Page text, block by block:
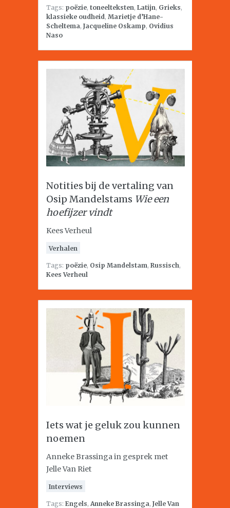
Tags: poëzie, toneelteksten, Latijn, Grieks,
klassieke oudheid, Marietje d’Hane-
Scheltema, Jacqueline Oskamp, Ovidius
Naso
Notities bij de vertaling van
Osip Mandelstams Wie een
hoefijzer vindt
Kees Verheul
Verhalen
Tags: poëzie, Osip Mandelstam, Russisch,
Kees Verheul
Iets wat je geluk zou kunnen
noemen
Anneke Brassinga in gesprek met
Jelle Van Riet
Interviews
Tags: Engels, Anneke Brassinga, Jelle Van